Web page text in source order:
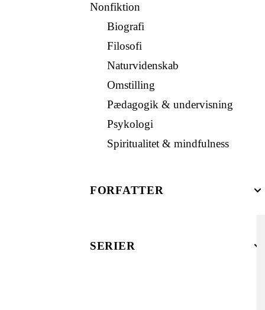
Nonfiktion
Biografi
Filosofi
Naturvidenskab
Omstilling
Pædagogik & undervisning
Psykologi
Spiritualitet & mindfulness
FORFATTER
SERIER